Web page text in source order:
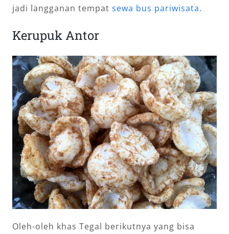
jadi langganan tempat sewa bus pariwisata.
Kerupuk Antor
Oleh-oleh khas Tegal berikutnya yang bisa